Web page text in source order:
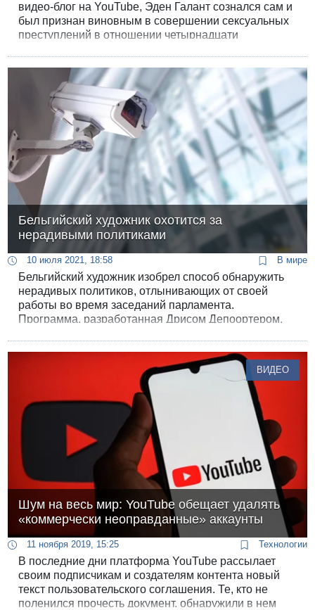
видео-блог на YouTube, Эден Галант сознался сам и
был признан виновным в совершении сексуальных
преступлений в отношении четырнадцати
Бельгийский художник охотится за
нерадивыми политиками
10 июля 2021, 18:58 В мире
Бельгийский художник изобрел способ обнаружить
нерадивых политиков, отлынивающих от своей
работы во время заседаний парламента.
Программа, разработанная Дрисом Депоортером,
политиков и публикует результаты в соцсетях.
ВИДЕО
Шум на весь мир: YouTube обещает удалять
«коммерчески неоправданные» аккаунты
11 ноября 2019, 15:25 Технологии
В последние дни платформа YouTube рассылает
своим подписчикам и создателям контента новый
текст пользовательского соглашения. Те, кто не
поленился прочесть документ, обнаружили в нем